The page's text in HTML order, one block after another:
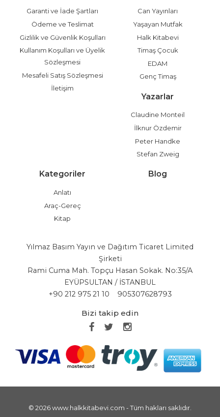
Garanti ve İade Şartları
Ödeme ve Teslimat
Gizlilik ve Güvenlik Koşulları
Kullanım Koşulları ve Üyelik
Sözleşmesi
Mesafeli Satış Sözleşmesi
İletişim
Can Yayınları
Yaşayan Mutfak
Halk Kitabevi
Timaş Çocuk
EDAM
Genç Timaş
Yazarlar
Claudine Monteil
İlknur Özdemir
Peter Handke
Stefan Zweig
Kategoriler
Anlatı
Araç-Gereç
Kitap
Blog
Yılmaz Basım Yayın ve Dağıtım Ticaret Limited
Şirketi
Rami Cuma Mah. Topçu Hasan Sokak. No:35/A
EYÜPSULTAN / İSTANBUL
+90 212 975 21 10
905307628793
Bizi takip edin
© 2026 www.halkkitabevi.com - Tüm hakları saklıdır.